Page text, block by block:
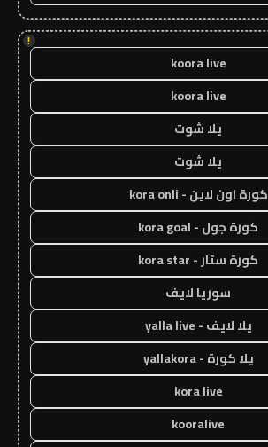
!
koora live
koora live
يلا شوت
يلا شوت
كورة اون لاين - kora onli
كورة جول - kora goal
كورة ستار - kora star
سوريا لايف
يلا لايف - yalla live
يلا كورة - yallakora
kora live
kooralive